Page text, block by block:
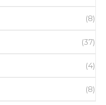
(8)
(37)
(4)
(8)